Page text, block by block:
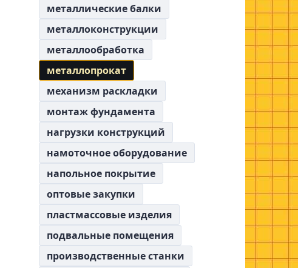
металлические балки
металлоконструкции
металлообработка
металлопрокат
механизм раскладки
монтаж фундамента
нагрузки конструкций
намоточное оборудование
напольное покрытие
оптовые закупки
пластмассовые изделия
подвальные помещения
производственные станки